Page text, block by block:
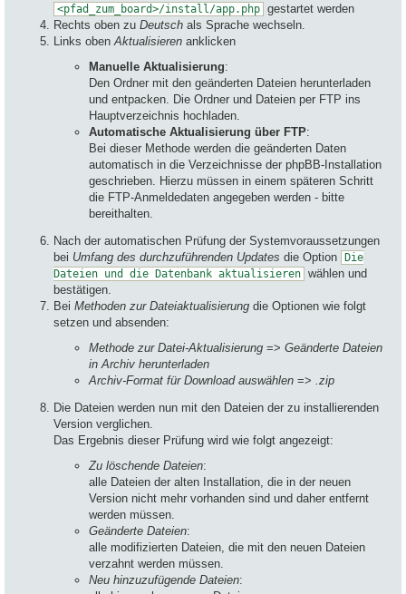
<pfad_zum_board>/install/app.php gestartet werden
Rechts oben zu Deutsch als Sprache wechseln.
Links oben Aktualisieren anklicken
Manuelle Aktualisierung:
Den Ordner mit den geänderten Dateien herunterladen
und entpacken. Die Ordner und Dateien per FTP ins
Hauptverzeichnis hochladen.
Automatische Aktualisierung über FTP:
Bei dieser Methode werden die geänderten Daten
automatisch in die Verzeichnisse der phpBB-Installation
geschrieben. Hierzu müssen in einem späteren Schritt
die FTP-Anmeldedaten angegeben werden - bitte
bereithalten.
Nach der automatischen Prüfung der Systemvoraussetzungen
bei Umfang des durchzuführenden Updates die Option Die
Dateien und die Datenbank aktualisieren wählen und
bestätigen.
Bei Methoden zur Dateiaktualisierung die Optionen wie folgt
setzen und absenden:
Methode zur Datei-Aktualisierung => Geänderte Dateien
in Archiv herunterladen
Archiv-Format für Download auswählen => .zip
Die Dateien werden nun mit den Dateien der zu installierenden
Version verglichen.
Das Ergebnis dieser Prüfung wird wie folgt angezeigt:
Zu löschende Dateien:
alle Dateien der alten Installation, die in der neuen
Version nicht mehr vorhanden sind und daher entfernt
werden müssen.
Geänderte Dateien:
alle modifizierten Dateien, die mit den neuen Dateien
verzahnt werden müssen.
Neu hinzuzufügende Dateien: